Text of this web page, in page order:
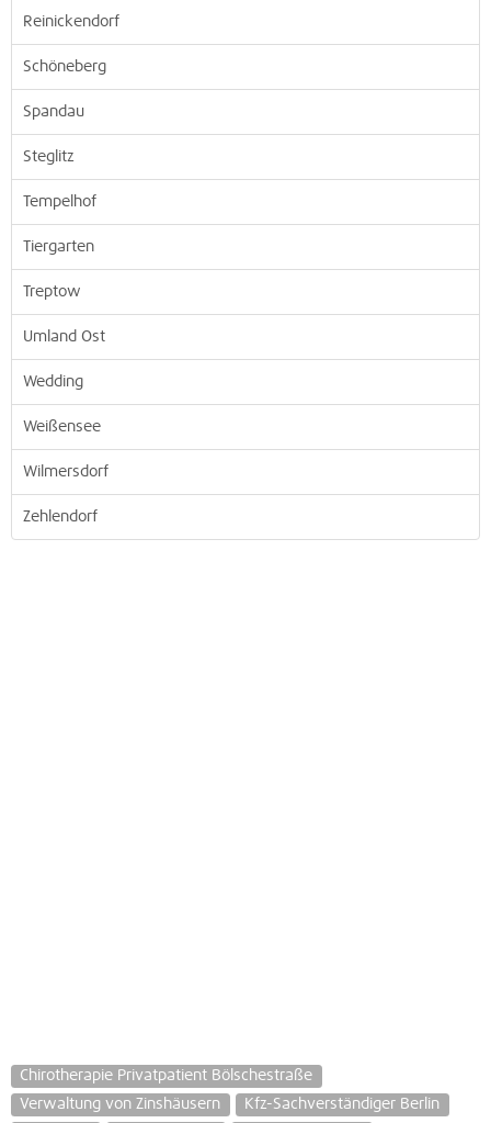
Reinickendorf
Schöneberg
Spandau
Steglitz
Tempelhof
Tiergarten
Treptow
Umland Ost
Wedding
Weißensee
Wilmersdorf
Zehlendorf
Chirotherapie Privatpatient Bölschestraße
Verwaltung von Zinshäusern
Kfz-Sachverständiger Berlin